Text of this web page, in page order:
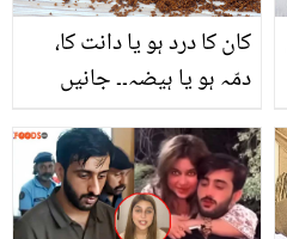
کان کا درد ہو یا دانت کا،
دمّہ ہو یا ہیضہ۔۔ جانیں
والے فائدے اور صحیح
استعمال کے طریقے